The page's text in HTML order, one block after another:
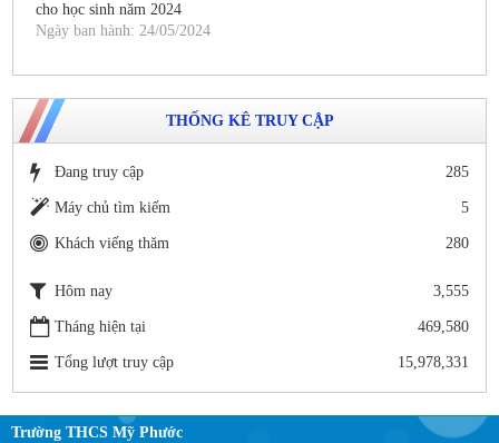
cho học sinh năm 2024
Ngày ban hành: 24/05/2024
THỐNG KÊ TRUY CẬP
Đang truy cập 285
Máy chủ tìm kiếm 5
Khách viếng thăm 280
Hôm nay 3,555
Tháng hiện tại 469,580
Tổng lượt truy cập 15,978,331
Trường THCS Mỹ Phước